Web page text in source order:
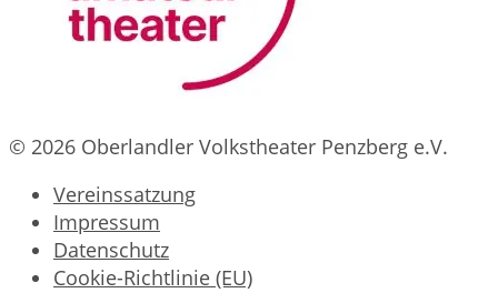
© 2026 Oberlandler Volkstheater Penzberg e.V.
Vereinssatzung
Impressum
Datenschutz
Cookie-Richtlinie (EU)